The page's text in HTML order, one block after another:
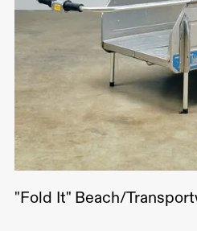
"Fold It" Beach/